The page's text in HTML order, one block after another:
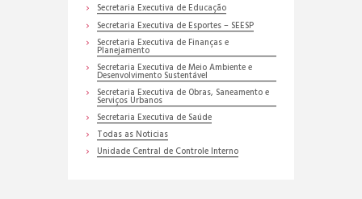
Secretaria Executiva de Educação
Secretaria Executiva de Esportes – SEESP
Secretaria Executiva de Finanças e
Planejamento
Secretaria Executiva de Meio Ambiente e
Desenvolvimento Sustentável
Secretaria Executiva de Obras, Saneamento e
Serviços Urbanos
Secretaria Executiva de Saúde
Todas as Noticias
Unidade Central de Controle Interno